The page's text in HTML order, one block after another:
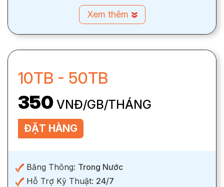
Xem thêm
10TB - 50TB
350 VNĐ/GB/THÁNG
ĐẶT HÀNG
Băng Thông: Trong Nước
Hỗ Trợ Kỹ Thuật: 24/7